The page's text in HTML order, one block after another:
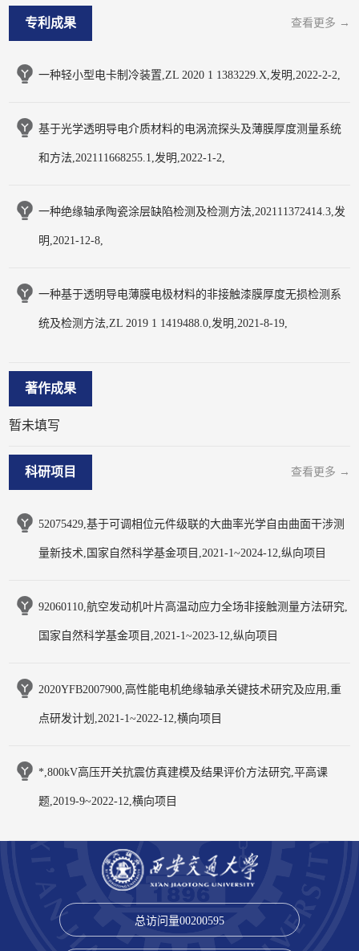
专利成果 查看更多 →
一种轻小型电卡制冷装置,ZL 2020 1 1383229.X,发明,2022-2-2,
基于光学透明导电介质材料的电涡流探头及薄膜厚度测量系统
和方法,202111668255.1,发明,2022-1-2,
一种绝缘轴承陶瓷涂层缺陷检测及检测方法,202111372414.3,发
明,2021-12-8,
一种基于透明导电薄膜电极材料的非接触漆膜厚度无损检测系
统及检测方法,ZL 2019 1 1419488.0,发明,2021-8-19,
著作成果
暂未填写
科研项目 查看更多 →
52075429,基于可调相位元件级联的大曲率光学自由曲面干涉测
量新技术,国家自然科学基金项目,2021-1~2024-12,纵向项目
92060110,航空发动机叶片高温动应力全场非接触测量方法研究,
国家自然科学基金项目,2021-1~2023-12,纵向项目
2020YFB2007900,高性能电机绝缘轴承关键技术研究及应用,重
点研发计划,2021-1~2022-12,横向项目
*,800kV高压开关抗震仿真建模及结果评价方法研究,平高课
题,2019-9~2022-12,横向项目
总访问量00200595